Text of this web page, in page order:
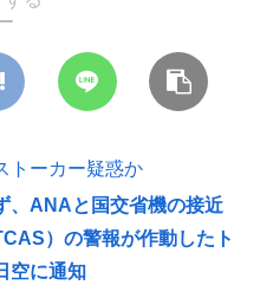
トーカー疑惑か
、ANAと国交省機の接近
）の警報が作動したト
空に通知